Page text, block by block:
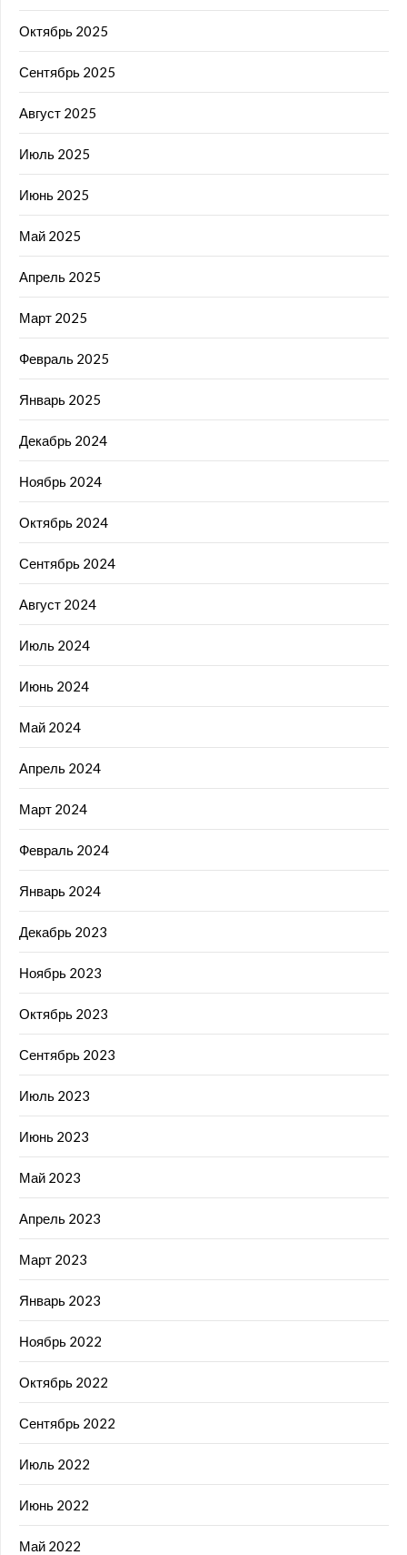
Октябрь 2025
Сентябрь 2025
Август 2025
Июль 2025
Июнь 2025
Май 2025
Апрель 2025
Март 2025
Февраль 2025
Январь 2025
Декабрь 2024
Ноябрь 2024
Октябрь 2024
Сентябрь 2024
Август 2024
Июль 2024
Июнь 2024
Май 2024
Апрель 2024
Март 2024
Февраль 2024
Январь 2024
Декабрь 2023
Ноябрь 2023
Октябрь 2023
Сентябрь 2023
Июль 2023
Июнь 2023
Май 2023
Апрель 2023
Март 2023
Январь 2023
Ноябрь 2022
Октябрь 2022
Сентябрь 2022
Июль 2022
Июнь 2022
Май 2022